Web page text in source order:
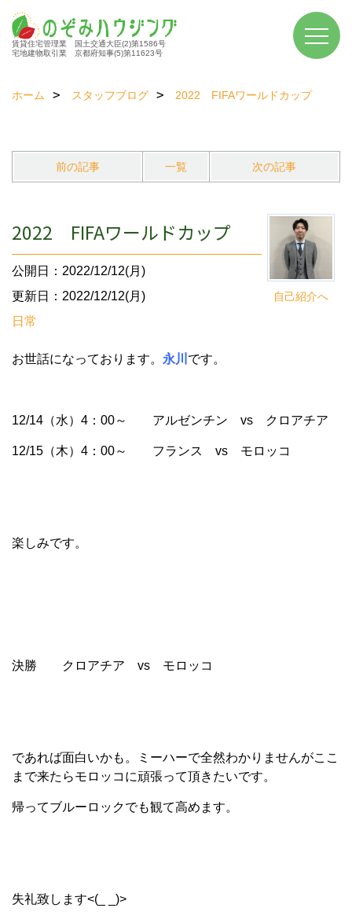
賃貸住宅管理業 国土交通大臣(2)第1586号
宅地建物取引業 京都府知事(5)第11623号
ホーム スタッフブログ 2022 FIFAワールドカップ
前の記事 一覧 次の記事
自己紹介へ
2022 FIFAワールドカップ
公開日：2022/12/12(月)
更新日：2022/12/12(月)
日常
お世話になっております。 永川 です。
12/14（水）4：00～ アルゼンチン vs クロアチア
12/15（木）4：00～ フランス vs モロッコ
楽しみです。
決勝 クロアチア vs モロッコ
であれば面白いかも。ミーハーで全然わかりませんがここ
まで来たらモロッコに頑張って頂きたいです。
帰ってブルーロックでも観て高めます。
失礼致します<(_ _)>